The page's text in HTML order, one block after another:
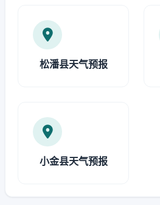
松潘县天气预报
小金县天气预报